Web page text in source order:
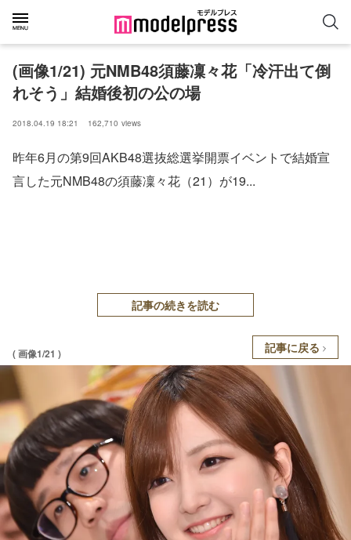
(画像1/21) 元NMB48須藤凜々花「冷汗出て倒
れそう」結婚後初の公の場
2018.04.19 18:21 162,710 views
昨年6月の第9回AKB48選抜総選挙開票イベントで結婚宣
言した元NMB48の須藤凜々花（21）が19...
記事の続きを読む
( 画像1/21 ) 記事に戻る